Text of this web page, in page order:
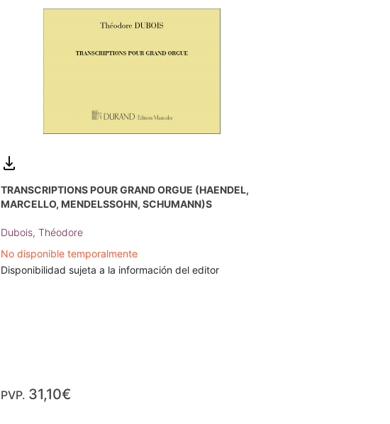
TRANSCRIPTIONS POUR GRAND ORGUE (HAENDEL,
MARCELLO, MENDELSSOHN, SCHUMANN)S
Dubois, Théodore
No disponible temporalmente
Disponibilidad sujeta a la información del editor
PVP. 31,10€